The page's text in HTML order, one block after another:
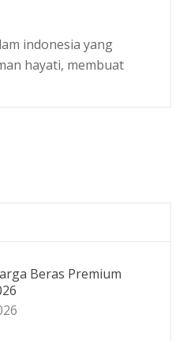
indonesia yang
hayati, membuat
Beras Premium